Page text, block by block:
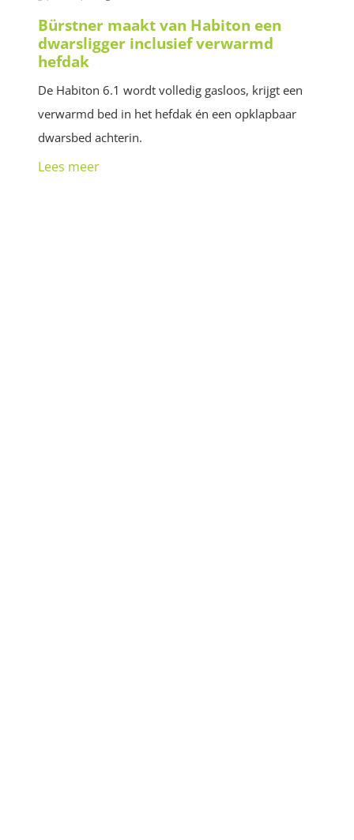
Bürstner maakt van Habiton een
dwarsligger inclusief verwarmd
hefdak
De Habiton 6.1 wordt volledig gasloos, krijgt een
verwarmd bed in het hefdak én een opklapbaar
dwarsbed achterin.
Lees meer